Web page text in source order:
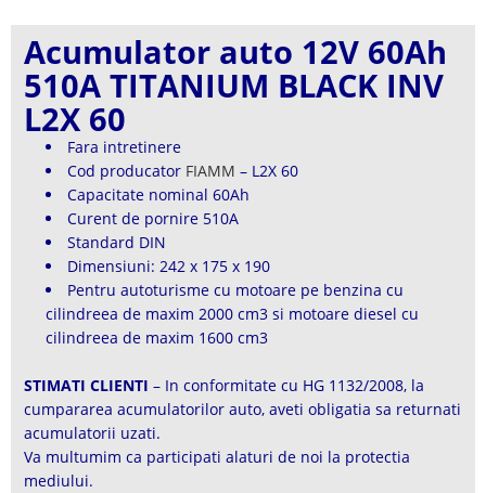
Acumulator auto 12V 60Ah
510A TITANIUM BLACK INV
L2X 60
Fara intretinere
Cod producator FIAMM – L2X 60
Capacitate nominal 60Ah
Curent de pornire 510A
Standard DIN
Dimensiuni: 242 x 175 x 190
Pentru autoturisme cu motoare pe benzina cu
cilindreea de maxim 2000 cm3 si motoare diesel cu
cilindreea de maxim 1600 cm3
STIMATI CLIENTI – In conformitate cu HG 1132/2008, la
cumpararea acumulatorilor auto, aveti obligatia sa returnati
acumulatorii uzati.
Va multumim ca participati alaturi de noi la protectia
mediului.